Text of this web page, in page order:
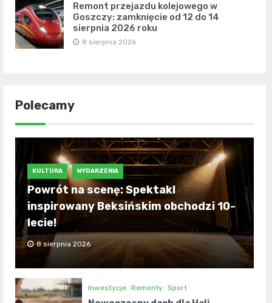
Remont przejazdu kolejowego w
Goszczy: zamknięcie od 12 do 14
sierpnia 2026 roku
8 sierpnia 2026
Polecamy
KULTURA WYDARZENIA
Powrót na scenę: Spektakl
inspirowany Beksińskim obchodzi 10-
lecie!
8 sierpnia 2026
Inwestycje Remonty Sport